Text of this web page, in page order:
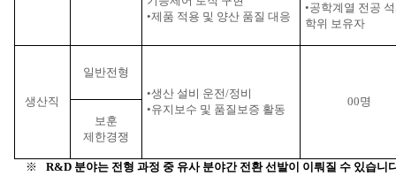
•제품 적용 및 양산 품질 대응
•공학계열 전공
학위 보유자
생산직
일반전형
•생산 설비 운전/정비
•유지보수 및 품질보증 활동
00명
보훈
제한경쟁
※ R&D 분야는 전형 과정 중 유사 분야간 전환 선발이 이뤄질 수 있습니